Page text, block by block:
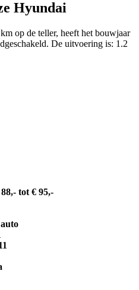
Hyundai
op de teller, heeft het bouwjaar
De uitvoering is: 1.2
tot € 95,-